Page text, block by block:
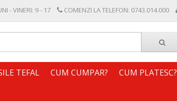
- VINERI: 9 - 17 COMENZI LA TELEFON: 0743.014.000
TEFAL CUM CUMPAR? CUM PLATESC?